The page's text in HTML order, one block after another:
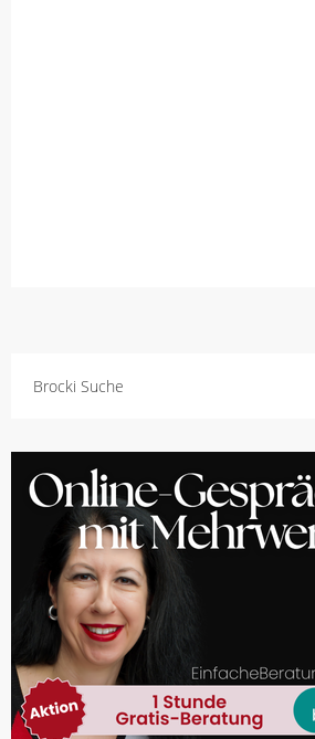
Brocki Suche